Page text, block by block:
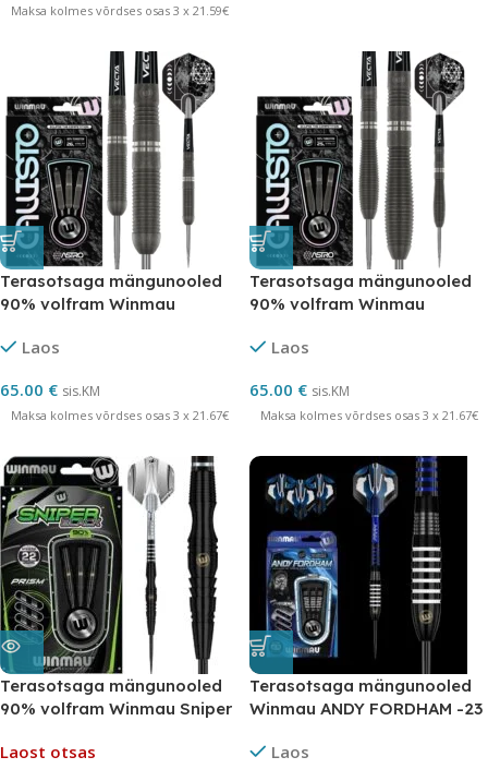
Maksa kolmes võrdses osas 3 x 21.59€
Terasotsaga mängunooled
90% volfram Winmau
Laos
65.00 € sis.KM
Maksa kolmes võrdses osas 3 x 21.67€
Terasotsaga mängunooled
90% volfram Winmau
Laos
65.00 € sis.KM
Maksa kolmes võrdses osas 3 x 21.67€
Terasotsaga mängunooled
90% volfram Winmau Sniper
Laost otsas
Terasotsaga mängunooled
Winmau ANDY FORDHAM -23
Laos